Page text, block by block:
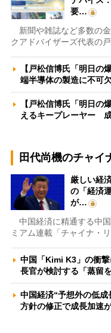
要…
新聞や雑誌など多数の
クアドバイザーズ代表の
【戸松信博氏「明日の
端半導体の製造に不可
【戸松信博氏「明日の
えるキープレーヤー
田代尚機のチャイ
厳しい経
の「経済
が…
中国経済に精通する中
ミアム連載「チャイナ・
中国「Kimi K3」の衝
長官が検討する「蒸留
中国経済“予想外の低
方針の修正で成長加速